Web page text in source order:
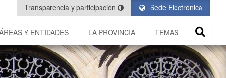
Sede Electrónica
Transparencia y participación
ÁREAS Y ENTIDADES LA PROVINCIA TEMAS